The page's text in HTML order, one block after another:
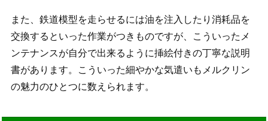
また、鉄道模型を走らせるには油を注入したり消耗品を
交換するといった作業がつきものですが、こういったメ
ンテナンスが自分で出来るように挿絵付きの丁寧な説明
書があります。こういった細やかな気遣いもメルクリン
の魅力のひとつに数えられます。